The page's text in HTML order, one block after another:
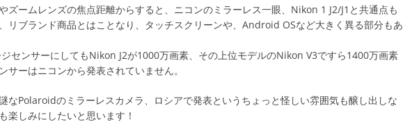
ズームレンズの焦点距離からすると、ニコンのミラーレス一眼、Nikon 1 J2/J1と共通点も
リブランド商品とはことなり、タッチスクリーンや、Android OSなど大きく異る部分もあ
センサーにしてもNikon J2が1000万画素、その上位モデルのNikon V3ですら1400万画素
サーはニコンから発表されていません。
なPolaroidのミラーレスカメラ、ロシアで発表というちょっと怪しい雰囲気も醸し出しな
楽しみにしたいと思います！